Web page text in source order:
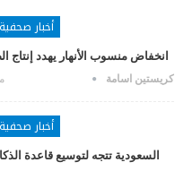
أخبار صحفية
انخفاض منسوب الأنهار يهدد إنتاج
كريستين اسامة
أخبار صحفية
السعودية تتجه لتوسيع قاعدة